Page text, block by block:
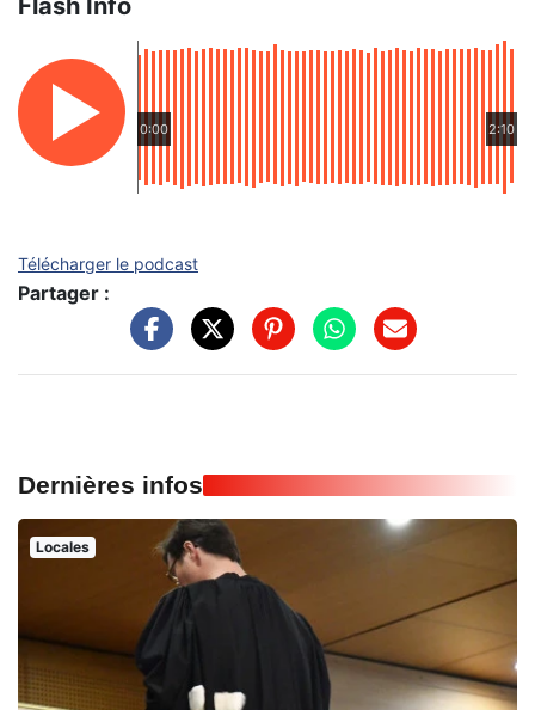
Flash Info
0:00 2:10
Télécharger le podcast
Partager :
Dernières infos
Locales